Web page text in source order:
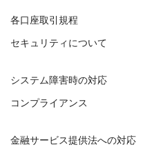
各口座取引規程
セキュリティについて
システム障害時の対応
コンプライアンス
金融サービス提供法への対応